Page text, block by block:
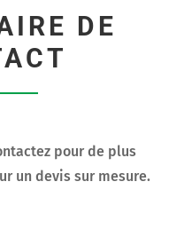
DE
pour de plus
un devis sur mesure.